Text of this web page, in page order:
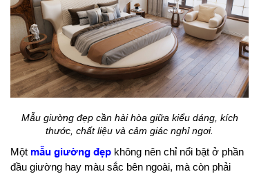
Mẫu giường đẹp cần hài hòa giữa kiểu dáng, kích
thước, chất liệu và cảm giác nghỉ ngơi.
Một mẫu giường đẹp không nên chỉ nổi bật ở phần
đầu giường hay màu sắc bên ngoài, mà còn phải